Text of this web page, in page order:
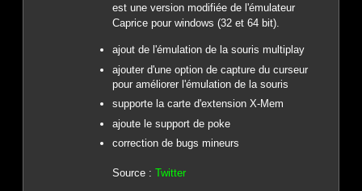
est une version modifiée de l'émulateur
Caprice pour windows (32 et 64 bit).
ajout de l'émulation de la souris multiplay
ajouter d'une option de capture du curseur
pour améliorer l'émulation de la souris
supporte la carte d'extension X-Mem
ajoute le support de poke
correction de bugs mineurs
Source : Twitter